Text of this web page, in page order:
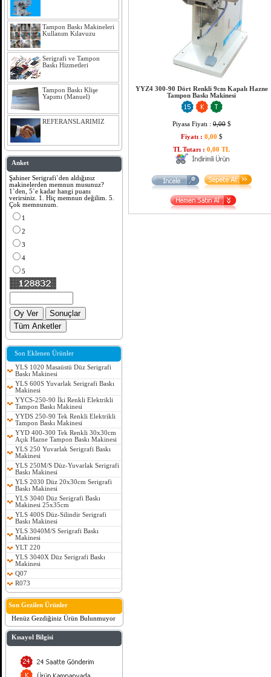
Tampon Baskı Makineleri
Kullanım Kılavuzu
Serigrafi ve Tampon
Baskı Hizmetleri
Tampon Baskı Klişe
Yapımı (Manuel)
REFERANSLARIMIZ
Anket
Şahiner Serigrafi`den aldığınız
makinelerden memnun musunuz?
1`den, 5`e kadar hangi puanı
verirsiniz. 1. Hiç memnun değilim. 5.
Çok memnunum.
1
2
3
4
5
Son Eklenen Ürünler
YLS 1020 Masaüstü Düz Serigrafi
Baskı Makinesi
YLS 600S Yuvarlak Serigrafi Baskı
Makinesi
YYCS-250-90 İki Renkli Elektrikli
Tampon Baskı Makinesi
YYDS 250-90 Tek Renkli Elektrikli
Tampon Baskı Makinesi
YYD 400-300 Tek Renkli 30x30cm
Açık Hazne Tampon Baskı Makinesi
YLS 250 Yuvarlak Serigrafi Baskı
Makinesi
YLS 250M/S Düz-Yuvarlak Serigrafi
Baskı Makinesi
YLS 2030 Düz 20x30cm Serigrafi
Baskı Makinesi
YLS 3040 Düz Serigrafi Baskı
Makinesi 25x35cm
YLS 400S Düz-Silindir Serigrafi
Baskı Makinesi
YLS 3040M/S Serigrafi Baskı
Makinesi
YLT 220
YLS 3040X Düz Serigrafi Baskı
Makinesi
Q07
R073
Son Gezilen Ürünler
Henüz Gezdiğiniz Ürün Bulunmuyor
Kısayol Bilgisi
YYZ4 300-90 Dört Renkli 9cm Kapalı Hazne
Tampon Baskı Makinesi
Piyasa Fiyatı : 0,00 $
Fiyatı : 0,00 $
TL Tutarı :0,00 TL